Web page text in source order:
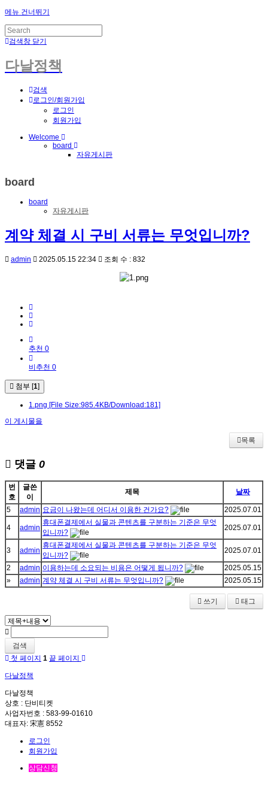
메뉴 건너뛰기
검색창 닫기
다날정책
검색
로그인/회원가입
로그인
회원가입
Welcome
board
자유게시판
board
board
자유게시판
계약 체결 시 구비 서류는 무엇입니까?
admin 2025.05.15 22:34 조회 수 : 832
추천 0
비추천 0
첨부 [1]
1.png [File Size:985.4KB/Download:181]
이 게시물을
목록
댓글 0
번
호
글쓴
이
제목 날짜
5 admin 요금이 나왔는데 어디서 이용한 건가요? 2025.07.01
4 admin
휴대폰결제에서 실물과 콘텐츠를 구분하는 기준은 무엇
입니까?
2025.07.01
3 admin
휴대폰결제에서 실물과 콘텐츠를 구분하는 기준은 무엇
입니까?
2025.07.01
2 admin 이용하는데 소요되는 비용은 어떻게 됩니까?
2025.05.15
»
admin 계약 체결 시 구비 서류는 무엇입니까? 2025.05.15
쓰기 태그
검색
첫 페이지 1 끝 페이지
다날정책
다날정책
상호 : 단비티켓
사업자번호 : 583-99-01610
대표자: 宋憲 8552
로그인
회원가입
상담신청